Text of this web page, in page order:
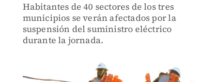
Habitantes de 40 sectores de los tres
municipios se verán afectados por la
suspensión del suministro eléctrico
durante la jornada.